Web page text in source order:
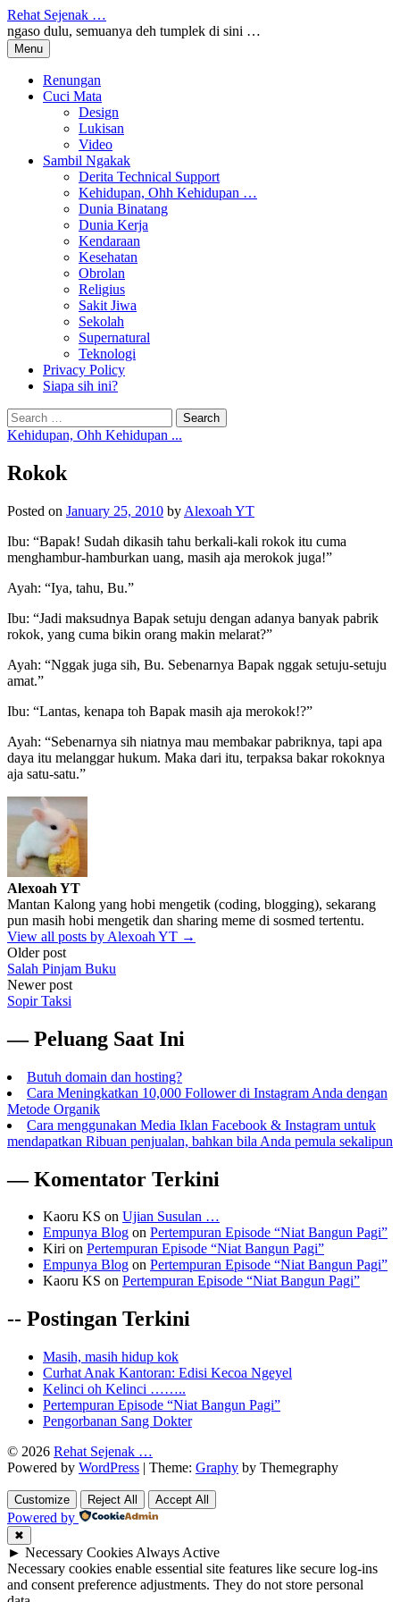
Skip
to
content
Rehat Sejenak …
ngaso dulu, semuanya deh tumplek di sini …
Menu
Renungan
Cuci Mata
Design
Lukisan
Video
Sambil Ngakak
Derita Technical Support
Kehidupan, Ohh Kehidupan …
Dunia Binatang
Dunia Kerja
Kendaraan
Kesehatan
Obrolan
Religius
Sakit Jiwa
Sekolah
Supernatural
Teknologi
Privacy Policy
Siapa sih ini?
Search
for:
Kehidupan, Ohh Kehidupan ...
Rokok
Posted on January 25, 2010 by Alexoah YT
Ibu: “Bapak! Sudah dikasih tahu berkali-kali rokok itu cuma
menghambur-hamburkan uang, masih aja merokok juga!”
Ayah: “Iya, tahu, Bu.”
Ibu: “Jadi maksudnya Bapak setuju dengan adanya banyak pabrik
rokok, yang cuma bikin orang makin melarat?”
Ayah: “Nggak juga sih, Bu. Sebenarnya Bapak nggak setuju-setuju
amat.”
Ibu: “Lantas, kenapa toh Bapak masih aja merokok!?”
Ayah: “Sebenarnya sih niatnya mau membakar pabriknya, tapi apa
daya itu melanggar hukum. Maka dari itu, terpaksa bakar rokoknya
aja satu-satu.”
Alexoah YT
Mantan Kalong yang hobi mengetik (coding, blogging), sekarang
pun masih hobi mengetik dan sharing meme di sosmed tertentu.
View all posts by Alexoah YT →
Post
navigation
Older post
Salah Pinjam Buku
Newer post
Sopir Taksi
— Peluang Saat Ini
Butuh domain dan hosting?
Cara Meningkatkan 10,000 Follower di Instagram Anda dengan
Metode Organik
Cara menggunakan Media Iklan Facebook & Instagram untuk
mendapatkan Ribuan penjualan, bahkan bila Anda pemula sekalipun
— Komentator Terkini
Kaoru KS on Ujian Susulan …
Empunya Blog on Pertempuran Episode “Niat Bangun Pagi”
Kiri on Pertempuran Episode “Niat Bangun Pagi”
Empunya Blog on Pertempuran Episode “Niat Bangun Pagi”
Kaoru KS on Pertempuran Episode “Niat Bangun Pagi”
-- Postingan Terkini
Masih, masih hidup kok
Curhat Anak Kantoran: Edisi Kecoa Ngeyel
Kelinci oh Kelinci ……..
Pertempuran Episode “Niat Bangun Pagi”
Pengorbanan Sang Dokter
© 2026 Rehat Sejenak …
Powered by WordPress | Theme: Graphy by Themegraphy
Customize Reject All Accept All
Powered by
✖
► Necessary Cookies Always Active
Necessary cookies enable essential site features like secure log-ins
and consent preference adjustments. They do not store personal